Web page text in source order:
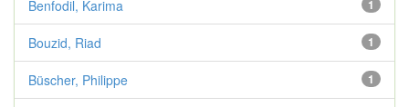
1
Benfodil, Karima
1
Bouzid, Riad
1
Büscher, Philippe